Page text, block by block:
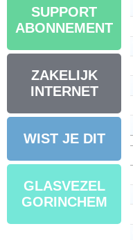
SUPPORT
ABONNEMENT
ZAKELIJK
INTERNET
WIST JE DIT
GLASVEZEL
GORINCHEM